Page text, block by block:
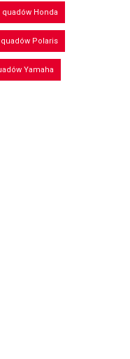
quadów Honda
Polaris
Yamaha